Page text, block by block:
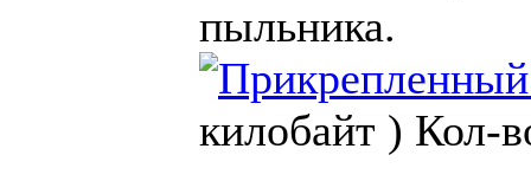
пыльника.
килобайт ) Кол-